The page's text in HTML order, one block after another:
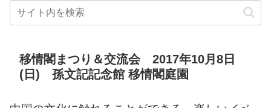
移情閣まつり＆交流会 2017年10月8日
(日) 孫文記記念館 移情閣庭園